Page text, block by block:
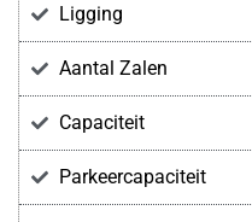
Ligging
Aantal Zalen
Capaciteit
Parkeercapaciteit